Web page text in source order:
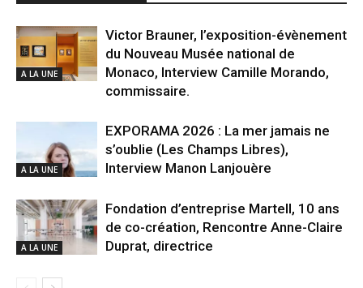
A LA UNE
Victor Brauner, l’exposition-évènement
du Nouveau Musée national de
Monaco, Interview Camille Morando,
commissaire.
A LA UNE
EXPORAMA 2026 : La mer jamais ne
s’oublie (Les Champs Libres),
Interview Manon Lanjouère
A LA UNE
Fondation d’entreprise Martell, 10 ans
de co-création, Rencontre Anne-Claire
Duprat, directrice